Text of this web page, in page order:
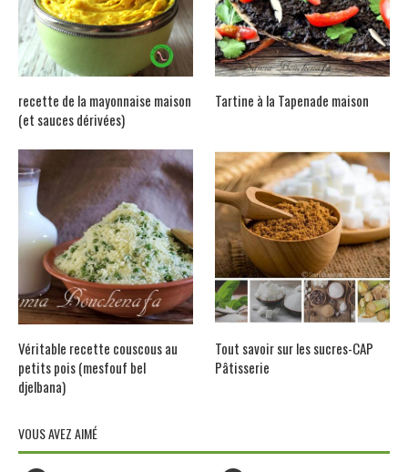
recette de la mayonnaise maison
(et sauces dérivées)
Tartine à la Tapenade maison
Véritable recette couscous au
petits pois (mesfouf bel
djelbana)
Tout savoir sur les sucres-CAP
Pâtisserie
VOUS AVEZ AIMÉ